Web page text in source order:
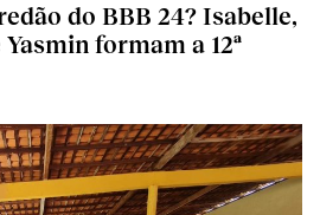
do BBB 24? Isabelle,
formam a 12ª